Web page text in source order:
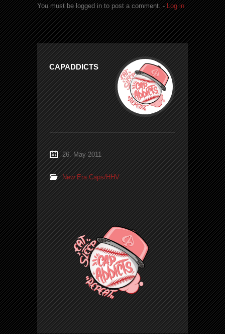
You must be logged in to post a comment. -Log in
CAPADDICTS
26. May 2011
New Era Caps/HHV